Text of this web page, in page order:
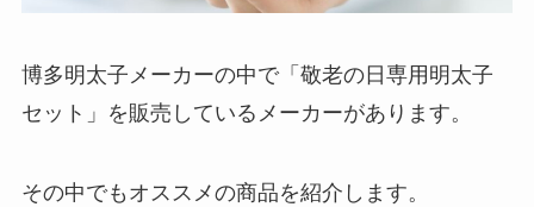
博多明太子メーカーの中で「敬老の日専用明太子
セット」を販売しているメーカーがあります。
その中でもオススメの商品を紹介します。